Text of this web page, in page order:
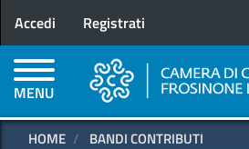
Menu profilo utente
Accedi Registrati
MENU
HOME
BANDI CONTRIBUTI